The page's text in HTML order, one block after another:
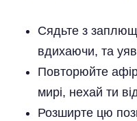
Сядьте з
вдихаючи, та
Повторюйте
мирі, нехай ти
Розширте цю